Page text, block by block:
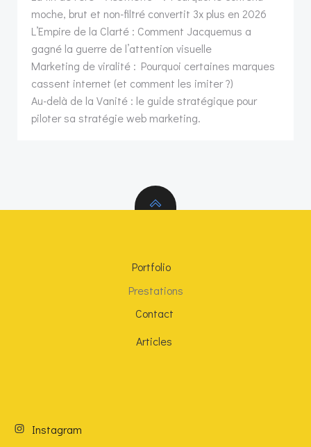
moche, brut et non-filtré convertit 3x plus en 2026
L’Empire de la Clarté : Comment Jacquemus a
gagné la guerre de l’attention visuelle
Marketing de viralité : Pourquoi certaines marques
cassent internet (et comment les imiter ?)
Au-delà de la Vanité : le guide stratégique pour
piloter sa stratégie web marketing.
Portfolio
Prestations
Contact
Articles
Instagram